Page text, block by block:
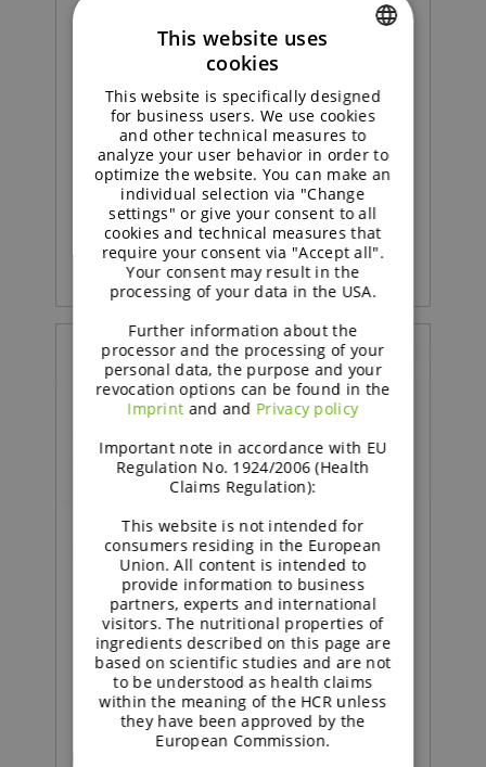
Comida | Beneficios
Demostrado: la inulina de
BENEO promueve una
buena salud digestiva
READ MORE
Comida | Beneficios
Los consumidores saben
que, cuanto más natural,
mejor
GERMAN
This website uses
cookies
This website is specifically designed
for business users. We use cookies
and other technical measures to
analyze your user behavior in order to
optimize the website. You can make an
individual selection via "Change
settings" or give your consent to all
cookies and technical measures that
require your consent via "Accept all".
Your consent may result in the
processing of your data in the USA.
Further information about the
processor and the processing of your
personal data, the purpose and your
revocation options can be found in the
Imprintand and Privacy policy
Important note in accordance with EU
Regulation No. 1924/2006 (Health
Claims Regulation):
This website is not intended for
consumers residing in the European
Union. All content is intended to
provide information to business
partners, experts and international
visitors. The nutritional properties of
ingredients described on this page are
based on scientific studies and are not
to be understood as health claims
within the meaning of the HCR unless
they have been approved by the
European Commission.